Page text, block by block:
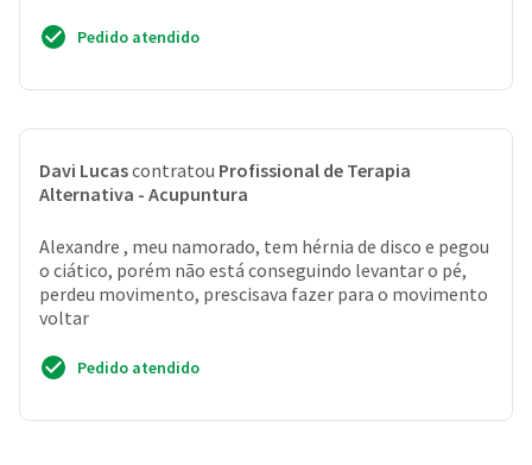
Pedido atendido
Davi Lucascontratou Profissional de Terapia
Alternativa - Acupuntura
Alexandre , meu namorado, tem hérnia de disco e pegou
o ciático, porém não está conseguindo levantar o pé,
perdeu movimento, prescisava fazer para o movimento
voltar
Pedido atendido